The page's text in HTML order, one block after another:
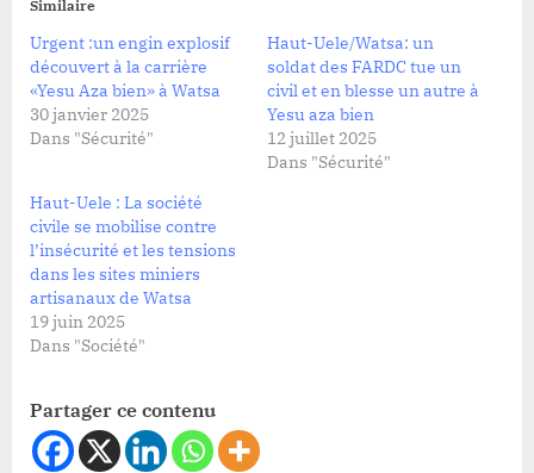
Similaire
Urgent :un engin explosif
découvert à la carrière
«Yesu Aza bien» à Watsa
30 janvier 2025
Dans "Sécurité"
Haut-Uele/Watsa: un
soldat des FARDC tue un
civil et en blesse un autre à
Yesu aza bien
12 juillet 2025
Dans "Sécurité"
Haut-Uele : La société
civile se mobilise contre
l’insécurité et les tensions
dans les sites miniers
artisanaux de Watsa
19 juin 2025
Dans "Société"
Partager ce contenu